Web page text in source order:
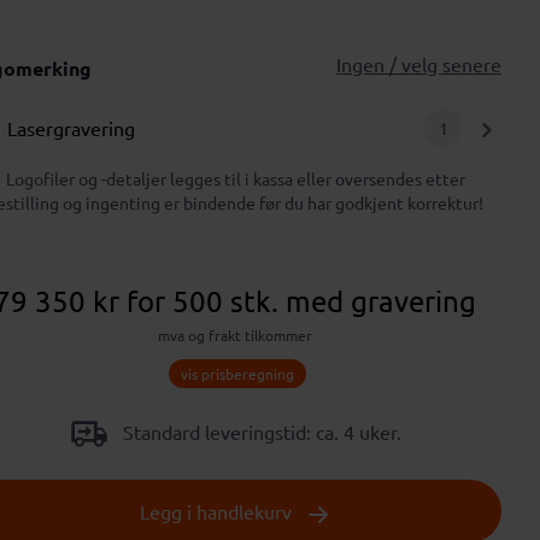
Ingen / velg senere
Lasergravering 1
Logofiler og -detaljer legges til i kassa eller oversendes etter
og ingenting er bindende før du har godkjent korrektur!
350 kr for 500 stk. med gravering
mva og frakt tilkommer
vis prisberegning
Standard leveringstid: ca. 4 uker.
Legg i handlekurv